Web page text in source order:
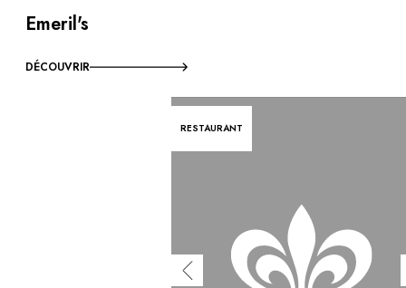
Emeril's
DÉCOUVRIR
RESTAURANT